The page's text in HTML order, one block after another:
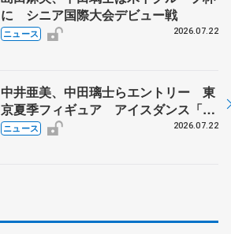
に シニア国際大会デビュー戦
ニュース 2026.07.22
中井亜美、中田璃士らエントリー 東
京夏季フィギュア アイスダンス「か
ほゆう」や矢島榛乃、北村凌大組も
ニュース 2026.07.22